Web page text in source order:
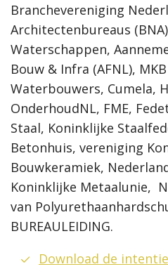
Branchevereniging
Architectenbureaus
Waterschappen,
Bouw & Infra (AFNL),
Waterbouwers, Cumela,
OnderhoudNL, FME,
Staal, Koninklijke
Betonhuis, vereniging
Bouwkeramiek,
Koninklijke Metaalunie,
van
BUREAULEIDING.
Download de